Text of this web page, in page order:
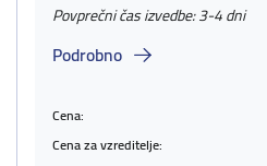
Povprečni čas izvedbe: 3-4 dni
Podrobno
Cena:
Cena za vzreditelje: